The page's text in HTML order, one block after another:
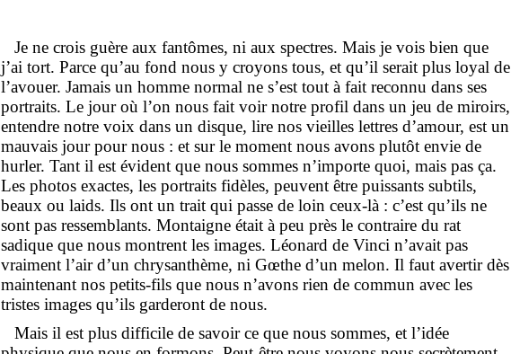
Je ne crois guère aux fantômes, ni aux spectres. Mais je vois bien que
j’ai tort. Parce qu’au fond nous y croyons tous, et qu’il serait plus loyal de
l’avouer. Jamais un homme normal ne s’est tout à fait reconnu dans ses
portraits. Le jour où l’on nous fait voir notre profil dans un jeu de miroirs,
entendre notre voix dans un disque, lire nos vieilles lettres d’amour, est un
mauvais jour pour nous : et sur le moment nous avons plutôt envie de
hurler. Tant il est évident que nous sommes n’importe quoi, mais pas ça.
Les photos exactes, les portraits fidèles, peuvent être puissants subtils,
beaux ou laids. Ils ont un trait qui passe de loin ceux-là : c’est qu’ils ne
sont pas ressemblants. Montaigne était à peu près le contraire du rat
sadique que nous montrent les images. Léonard de Vinci n’avait pas
vraiment l’air d’un chrysanthème, ni Gœthe d’un melon. Il faut avertir dès
maintenant nos petits-fils que nous n’avons rien de commun avec les
tristes images qu’ils garderont de nous.
Mais il est plus difficile de savoir ce que nous sommes, et l’idée